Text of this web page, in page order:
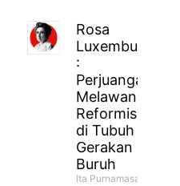
Rosa
Luxemburg
:
Perjuangan
Melawan
Reformisme
di Tubuh
Gerakan
Buruh
Ita Purnamasari